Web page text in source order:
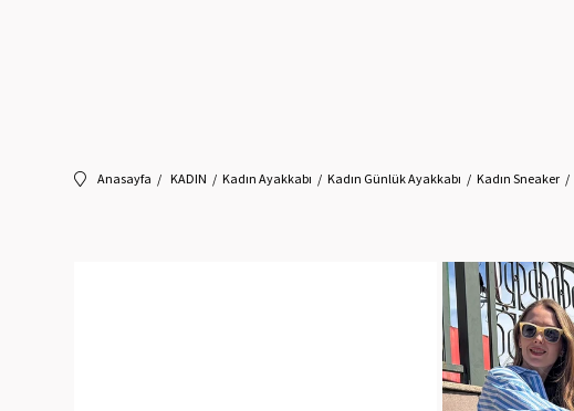
Anasayfa KADIN Kadın Ayakkabı Kadın Günlük Ayakkabı Kadın Sneaker